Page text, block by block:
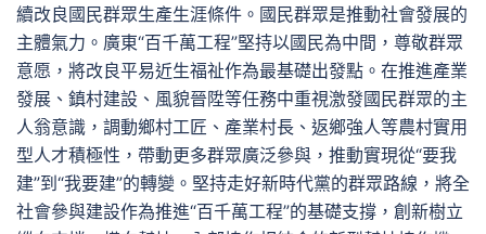
續改良國民群眾生產生涯條件。國民群眾是推動社會發展的
主體氣力。廣東“百千萬工程”堅持以國民為中間，尊敬群眾
意愿，將改良平易近生福祉作為最基礎出發點。在推進產業
發展、鎮村建設、風貌晉陞等任務中重視激發國民群眾的主
人翁意識，調動鄉村工匠、產業村長、返鄉強人等農村實用
型人才積極性，帶動更多群眾廣泛參與，推動實現從“要我
建”到“我要建”的轉變。堅持走好新時代黨的群眾路線，將全
社會參與建設作為推進“百千萬工程”的基礎支撐，創新樹立